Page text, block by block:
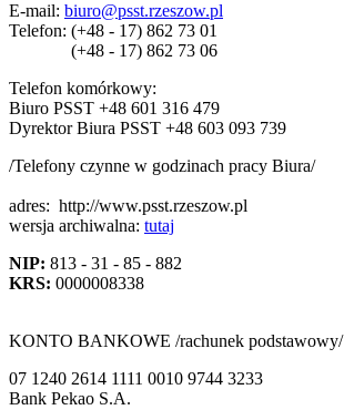
E-mail: biuro@psst.rzeszow.pl
Telefon: (+48 - 17) 862 73 01
(+48 - 17) 862 73 06
Telefon komórkowy:
Biuro PSST +48 601 316 479
Dyrektor Biura PSST +48 603 093 739
/Telefony czynne w godzinach pracy Biura/
adres: http://www.psst.rzeszow.pl
wersja archiwalna: tutaj
NIP: 813 - 31 - 85 - 882
KRS: 0000008338
KONTO BANKOWE /rachunek podstawowy/
07 1240 2614 1111 0010 9744 3233
Bank Pekao S.A.